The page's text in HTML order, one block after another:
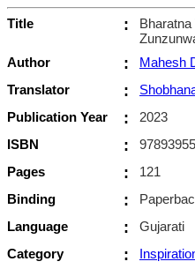
Title :
Author
:
Mahesh
Translator
:
Publication Year
:
2023
ISBN
:
Pages
:
121
Binding
:
Language
:
Gujarati
Category
: